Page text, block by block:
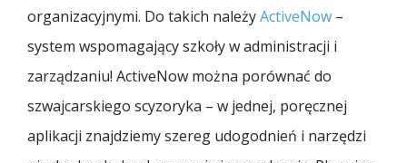
organizacyjnymi. Do takich należyActiveNow –
system wspomagający szkoły w administracji i
zarządzaniu! ActiveNow można porównać do
szwajcarskiego scyzoryka – w jednej, poręcznej
aplikacji znajdziemy szereg udogodnień i narzędzi